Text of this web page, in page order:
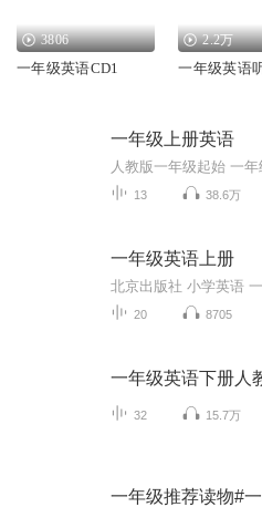
3806
一年级英语CD1
2.2万
一年级英语
一年级上册英语
13 38.6万
一年级英语上册
20 8705
一年级英语下册人
32 15.7万
一年级推荐读物#